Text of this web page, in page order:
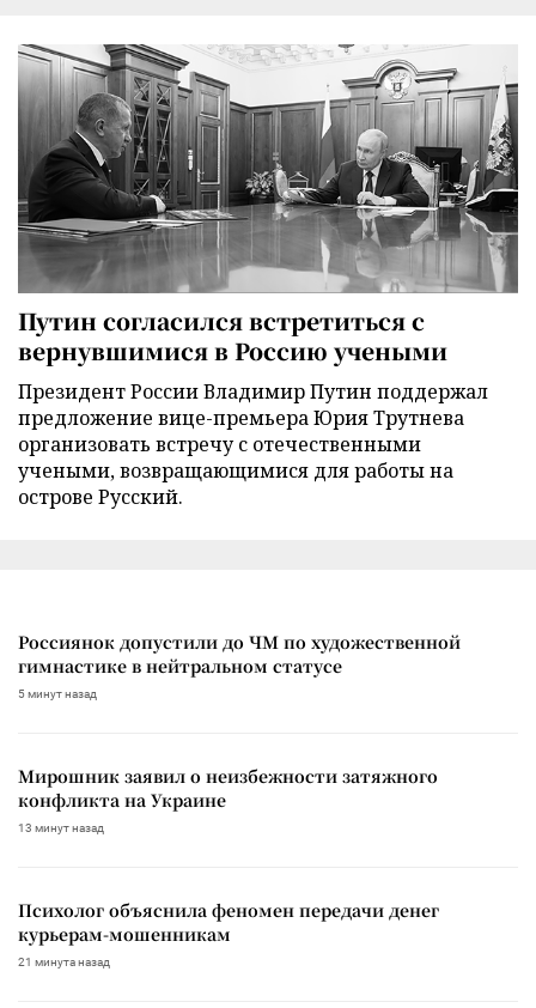
Путин согласился встретиться с
вернувшимися в Россию учеными
Президент России Владимир Путин поддержал
предложение вице-премьера Юрия Трутнева
организовать встречу с отечественными
учеными, возвращающимися для работы на
острове Русский.
Россиянок допустили до ЧМ по художественной
гимнастике в нейтральном статусе
5 минут назад
Мирошник заявил о неизбежности затяжного
конфликта на Украине
13 минут назад
Психолог объяснила феномен передачи денег
курьерам-мошенникам
21 минута назад